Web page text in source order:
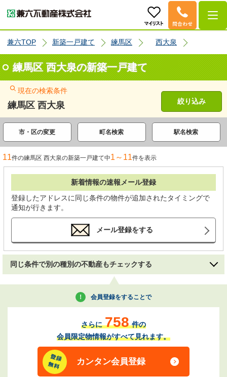
兼六TOP 新築一戸建て 練馬区 西大泉
練馬区 西大泉の新築一戸建て
現在の検索条件
練馬区 西大泉 絞り込み
市・区の変更 町名検索 駅名検索
11件の練馬区 西大泉の新築一戸建て中1～11件を表示
新着情報の速報メール登録
登録したアドレスに同じ条件の物件が追加されたタイミングで
通知が行きます。
メール登録をする
同じ条件で別の種別の不動産もチェックする
会員登録をすることで
さらに 758 件の
会員限定物情報がすべて見れます。
カンタン会員登録